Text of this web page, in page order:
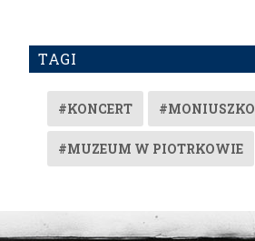
TAGI
#KONCERT #MONIUSZKO
#MUZEUM W PIOTRKOWIE